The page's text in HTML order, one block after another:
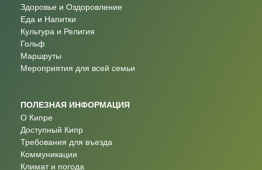
Здоровье и Оздоровление
Еда и Напитки
Культура и Религия
Гольф
Маршруты
Мероприятия для всей семьи
ПОЛЕЗНАЯ ИНФОРМАЦИЯ
О Кипре
Доступный Кипр
Требования для въезда
Коммуникации
Климат и погода